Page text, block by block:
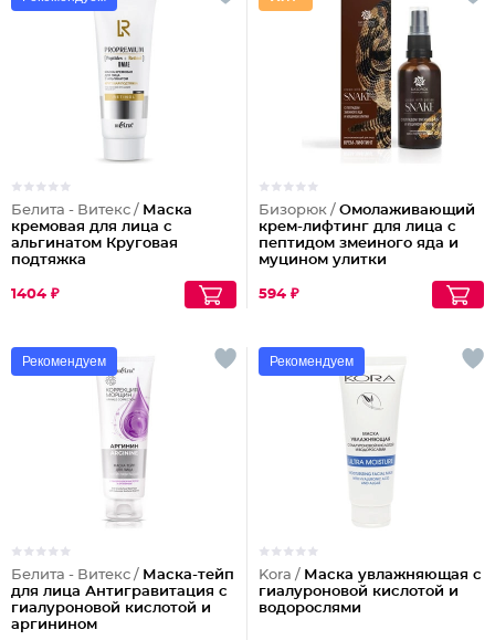
Белита - Витекс / Маска
кремовая для лица с
альгинатом Круговая
подтяжка
1404 ₽
Бизорюк / Омолаживающий
крем-лифтинг для лица с
пептидом змеиного яда и
муцином улитки
594 ₽
Рекомендуем
Белита - Витекс / Маска-тейп
для лица Антигравитация с
гиалуроновой кислотой и
аргинином
Рекомендуем
Kora / Маска увлажняющая с
гиалуроновой кислотой и
водорослями